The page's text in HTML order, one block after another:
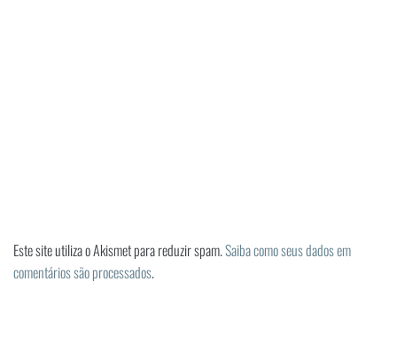
Este site utiliza o Akismet para reduzir spam.Saiba como seus dados em
comentários são processados.